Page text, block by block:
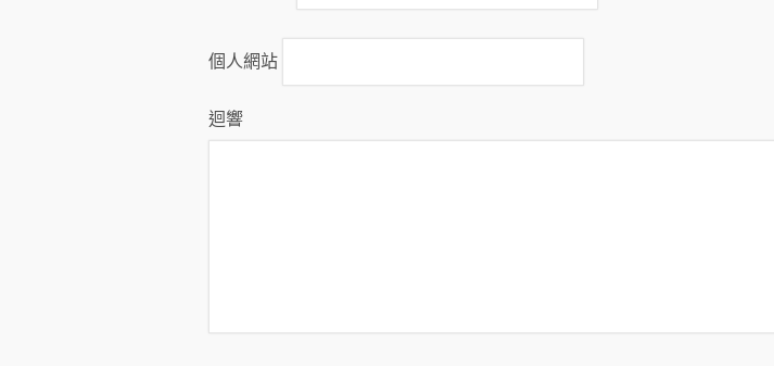
個人網站
迴響